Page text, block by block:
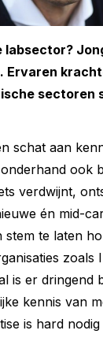
labsector?
Ervaren
sectoren
schat aan
ook
verdwijnt,
én mid-
stem te laten
zoals
is er dringend
kennis van
is hard